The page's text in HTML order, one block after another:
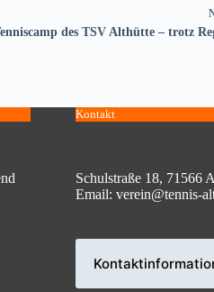
des TSV Althütte – trotz
Kontakt
Schulstraße 18, 71566
Email: verein@tennis-